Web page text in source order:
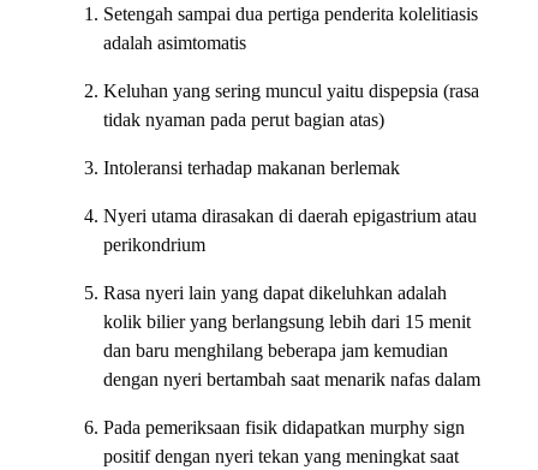
Setengah sampai dua pertiga penderita kolelitiasis
adalah asimtomatis
Keluhan yang sering muncul yaitu dispepsia (rasa
tidak nyaman pada perut bagian atas)
Intoleransi terhadap makanan berlemak
Nyeri utama dirasakan di daerah epigastrium atau
perikondrium
Rasa nyeri lain yang dapat dikeluhkan adalah
kolik bilier yang berlangsung lebih dari 15 menit
dan baru menghilang beberapa jam kemudian
dengan nyeri bertambah saat menarik nafas dalam
Pada pemeriksaan fisik didapatkan murphy sign
positif dengan nyeri tekan yang meningkat saat